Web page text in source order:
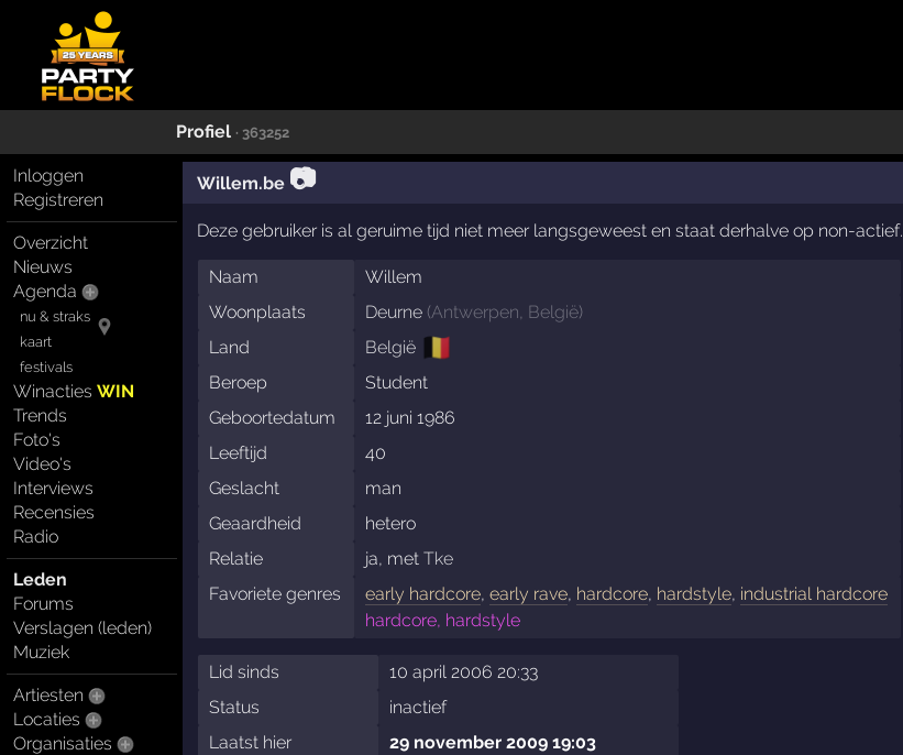
Profiel · 363252
Inloggen
Registreren
Overzicht
Nieuws
Agenda
nu & straks
kaart
festivals
WinactiesWIN
Trends
Foto's
Video's
Interviews
Recensies
Radio
Leden
Forums
Verslagen (leden)
Muziek
Artiesten
Locaties
Organisaties
Willem.be 📷
Deze gebruiker is al geruime tijd niet meer langsgeweest en staat derhalve op non-actief.
Naam
Willem
Woonplaats
Deurne (Antwerpen, België)
Land
België 🇧🇪
Beroep
Student
Geboortedatum
12 juni 1986
Leeftijd
40
Geslacht
man
Geaardheid
hetero
Relatie
ja, metTke
Favoriete genres
early hardcore,early rave, hardcore, hardstyle, industrial hardcore
hardcore, hardstyle
Lid sinds
10 april 2006 20:33
Status
inactief
Laatst hier
29 november 2009 19:03